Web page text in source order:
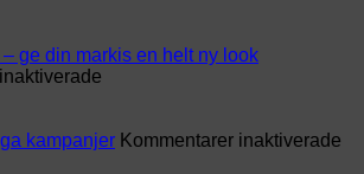
ge din markis en helt ny look
–
kampanjer Kommentarer inaktiverade